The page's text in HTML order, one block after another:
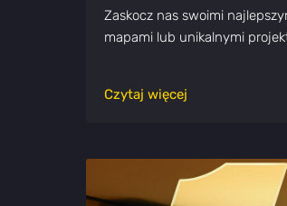
Zaskocz nas swoimi
mapami lub unikalnymi
Czytaj więcej